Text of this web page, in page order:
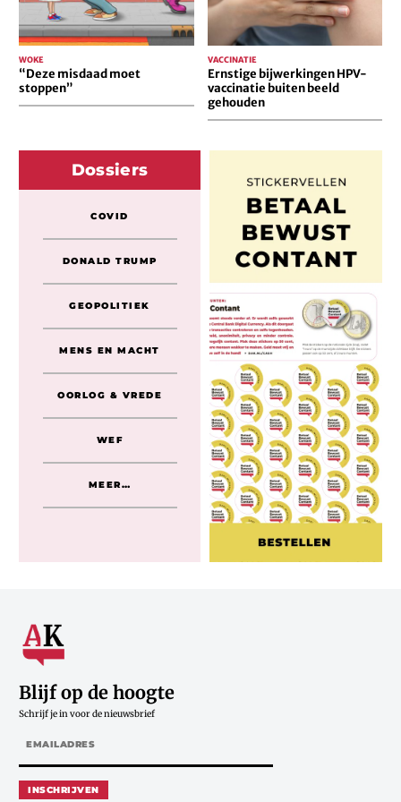
“Deze misdaad moet
stoppen”
WOKE
Ernstige bijwerkingen HPV-
vaccinatie buiten beeld
gehouden
VACCINATIE
Dossiers
COVID
DONALD TRUMP
GEOPOLITIEK
MENS EN MACHT
OORLOG & VREDE
WEF
MEER…
Blijf op de hoogte
Schrijf je in voor de nieuwsbrief
INSCHRIJVEN